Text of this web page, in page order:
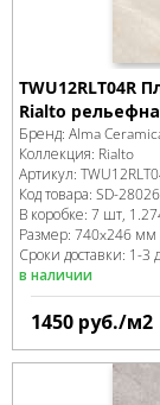
TWU12RLT04R
Rialto
Бренд: Alma
Коллекция: Rialto
Артикул:
Код товара: SD-
В коробке: 7 шт,
Размер: 740x246 мм
Сроки доставки: 1-3
в наличии
1450 руб./м2